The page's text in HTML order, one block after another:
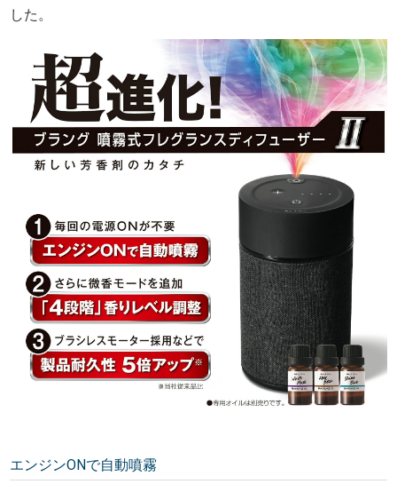
した。
エンジンONで自動噴霧